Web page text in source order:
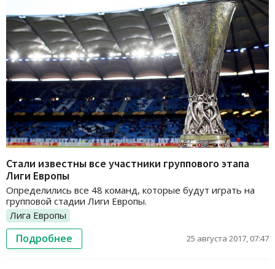
Стали известны все участники группового этапа
Лиги Европы
Определились все 48 команд, которые будут играть на
групповой стадии Лиги Европы.
Лига Европы
Подробнее 25 августа 2017, 07:47